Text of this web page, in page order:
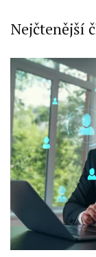
Nejčtenější